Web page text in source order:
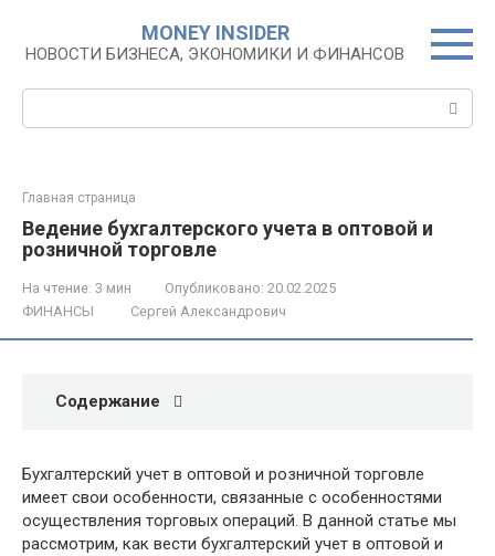
контенту
MONEY INSIDER
НОВОСТИ БИЗНЕСА, ЭКОНОМИКИ И ФИНАНСОВ
Главная страница
Ведение бухгалтерского учета в оптовой и
розничной торговле
На чтение: 3 мин Опубликовано: 20.02.2025
ФИНАНСЫ
Сергей Александрович
Содержание
Бухгалтерский учет в оптовой и розничной торговле
имеет свои особенности, связанные с особенностями
осуществления торговых операций. В данной статье мы
рассмотрим, как вести бухгалтерский учет в оптовой и